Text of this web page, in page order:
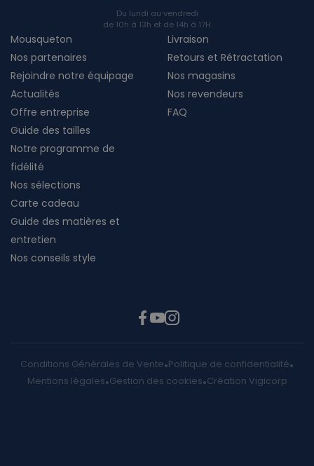
Du lundi au vendredi
de 10h à 13h et de 14h à 17H
Mousqueton
Nos partenaires
Rejoindre notre équipage
Actualités
Offre entreprise
Livraison
Retours et Rétractation
Nos magasins
Nos revendeurs
FAQ
Guide des tailles
Notre programme de
fidélité
Nos sélections
Carte cadeau
Guide des matières et
entretien
Nos conseils style
Conditions Générales de Vente Politique de confidentialité
Mentions légales Gestion des cookies Création Vigicorp